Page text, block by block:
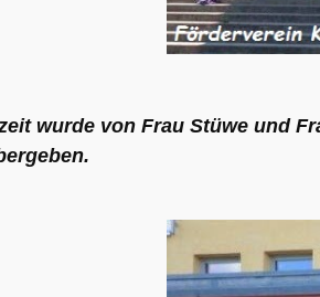
wurde von Frau Stüwe und